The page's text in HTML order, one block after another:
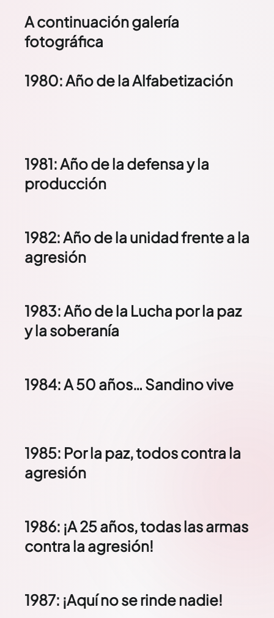
A continuación galería
fotográfica
1980: Año de la Alfabetización
1981: Año de la defensa y la
producción
1982: Año de la unidad frente a la
agresión
1983: Año de la Lucha por la paz
y la soberanía
1984: A 50 años… Sandino vive
1985: Por la paz, todos contra la
agresión
1986: ¡A 25 años, todas las armas
contra la agresión!
1987: ¡Aquí no se rinde nadie!